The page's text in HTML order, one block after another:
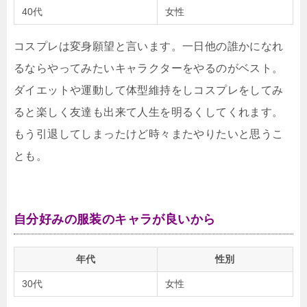
40代 女性
コスプレは変身願望と言います。一日他の誰かになれ
るならやってみたいキャラクターをやるのがベスト。
ダイエットや運動して体型維持をしコスプレをしてみ
ると楽しく友達も出来て人生を明るくしてくれます。
もう引退してしまったけど時々またやりたいと思うこ
とも。
自分好みの服装のキャラが良いから
年代 性別
30代 女性